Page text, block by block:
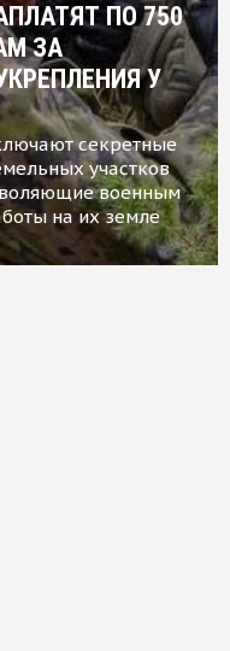
ПО 750
ЗА
У
секретные
участков
военным
на их земле